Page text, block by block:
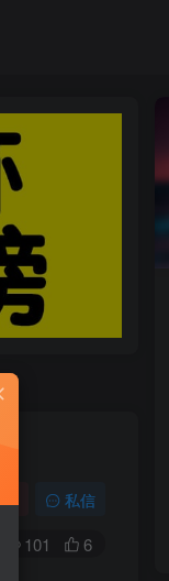
私信
101 6